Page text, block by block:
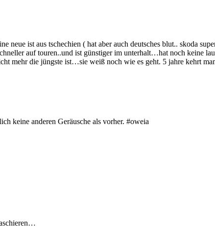
neue ist aus tschechien ( hat aber auch deutsches blut.. skoda
auf touren..und ist günstiger im unterhalt…hat noch keine
mehr die jüngste ist…sie weiß noch wie es geht. 5 jahre kehrt
keine anderen Geräusche als vorher. #oweia